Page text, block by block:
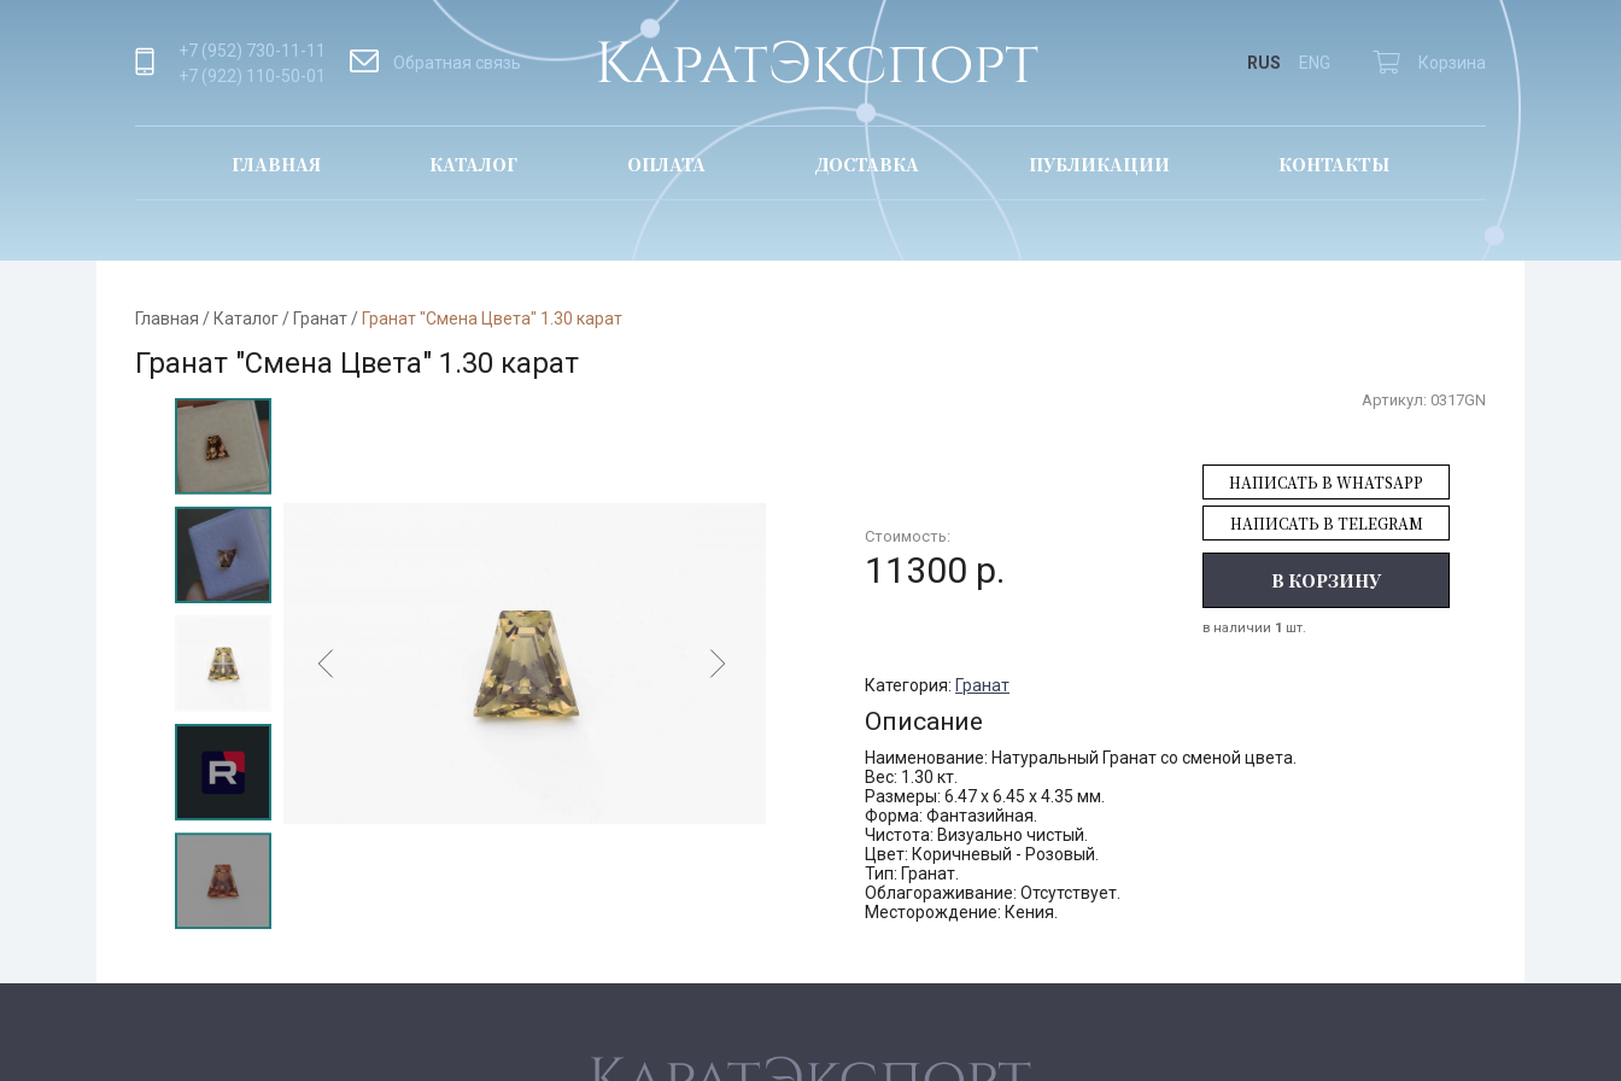
+7 (952) 730-11-11
+7 (922) 110-50-01
Обратная связь RUS ENG Корзина
ГЛАВНАЯ КАТАЛОГ ОПЛАТА ДОСТАВКА ПУБЛИКАЦИИ КОНТАКТЫ
Главная / Каталог/ Гранат/ Гранат "Смена Цвета" 1.30 карат
Гранат "Смена Цвета" 1.30 карат
Артикул: 0317GN
Стоимость:
11300 р.
НАПИСАТЬ В WHATSAPP
НАПИСАТЬ В TELEGRAM
В КОРЗИНУ
в наличии 1 шт.
Категория: Гранат
Описание
Наименование: Натуральный Гранат со сменой цвета.
Вес: 1.30 кт.
Размеры: 6.47 х 6.45 х 4.35 мм.
Форма: Фантазийная.
Чистота: Визуально чистый.
Цвет: Коричневый - Розовый.
Тип: Гранат.
Облагораживание: Отсутствует.
Месторождение: Кения.